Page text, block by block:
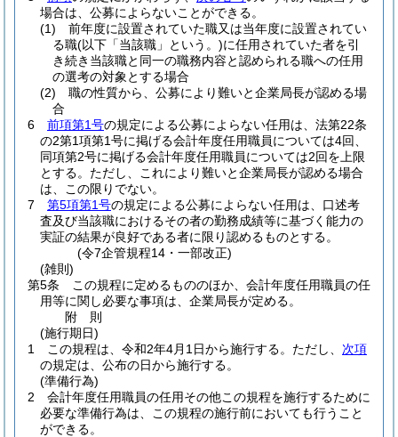
場合は、公募によらないことができる。
(1)
前年度に設置されていた職又は当年度に設置されてい
る職(以下「当該職」という。)に任用されていた者を引
き続き当該職と同一の職務内容と認められる職への任用
の選考の対象とする場合
(2)
職の性質から、公募により難いと企業局長が認める場
合
6
前項第1号の規定による公募によらない任用は、法第22条
の2第1項第1号に掲げる会計年度任用職員については4回、
同項第2号に掲げる会計年度任用職員については2回を上限
とする。 ただし、これにより難いと企業局長が認める場合
は、この限りでない。
7
第5項第1号の規定による公募によらない任用は、口述考
査及び当該職におけるその者の勤務成績等に基づく能力の
実証の結果が良好である者に限り認めるものとする。
(令7企管規程14・一部改正)
(雑則)
第5条
この規程に定めるもののほか、会計年度任用職員の任
用等に関し必要な事項は、企業局長が定める。
附 則
(施行期日)
1
この規程は、令和2年4月1日から施行する。 ただし、 次項
の規定は、公布の日から施行する。
(準備行為)
2
会計年度任用職員の任用その他この規程を施行するために
必要な準備行為は、この規程の施行前においても行うこと
ができる。